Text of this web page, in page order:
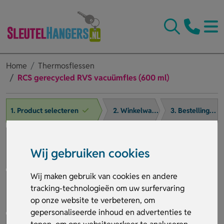
Wij gebruiken cookies
Wij maken gebruik van cookies en andere
tracking-technologieën om uw surfervaring
op onze website te verbeteren, om
gepersonaliseerde inhoud en advertenties te
Home
Thermosflessen
RCS gerecycled RVS vacuümfles (600 ml)
1. Product selecteren 2. Winkelwagen 3. Bestelling afronden